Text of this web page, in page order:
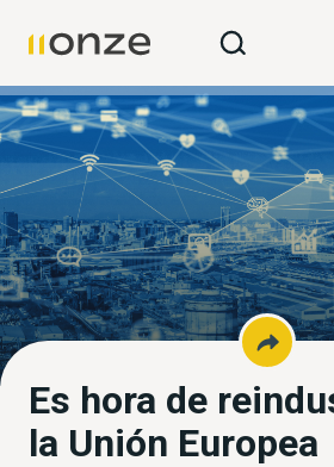
Es hora de
la Unión Europea